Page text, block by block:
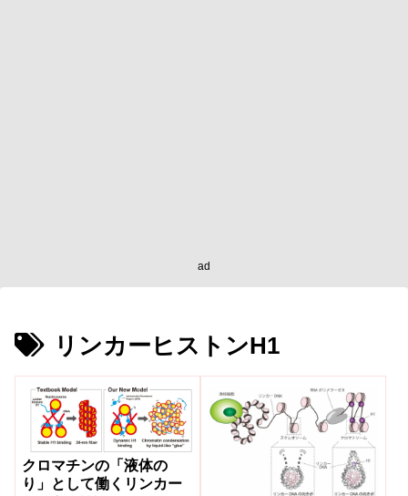
ad
リンカーヒストンH1
クロマチンの「液体の
り」として働くリンカー